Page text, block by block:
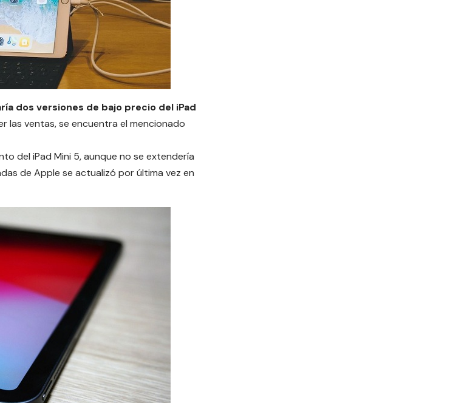
dos versiones de bajo precio del iPad
las ventas, se encuentra el mencionado
del iPad Mini 5, aunque no se extendería
de Apple se actualizó por última vez en